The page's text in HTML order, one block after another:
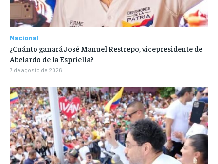
Nacional
¿Cuánto ganará José Manuel Restrepo, vicepresidente de
Abelardo de la Espriella?
7 de agosto de 2026